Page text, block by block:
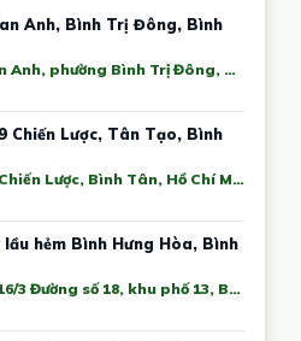
Anh, Bình Trị Đông, Bình
2.75 Tỷ · Phan Anh, phường Bình Trị Đông, Bình Tân, Hồ Chí Minh, Việt Nam
Chiến Lược, Tân Tạo, Bình
4 Tỷ · 469/2B Chiến Lược, Bình Tân, Hồ Chí Minh, Việt Nam
hẻm Bình Hưng Hòa, Bình
4.7 Tỷ · 104/116/3 Đường số 18, khu phố 13, Bình Hưng Hòa, Bình Tân, Hồ Chí Minh, Việt Nam